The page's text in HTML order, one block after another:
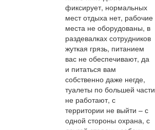
фиксирует, нормальных
мест отдыха нет, рабочие
места не оборудованы, в
раздевалках сотрудников
жуткая грязь, питанием
вас не обеспечивают, да
и питаться вам
собственно даже негде,
туалеты по большей части
не работают, с
территории не выйти – с
одной стороны охрана, с